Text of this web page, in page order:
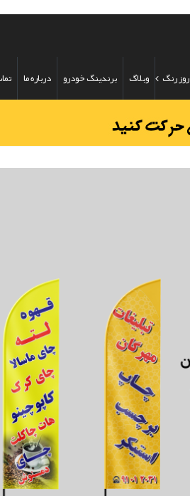
روز رنگ وبلاگ برندینگ خودرو درباره ما